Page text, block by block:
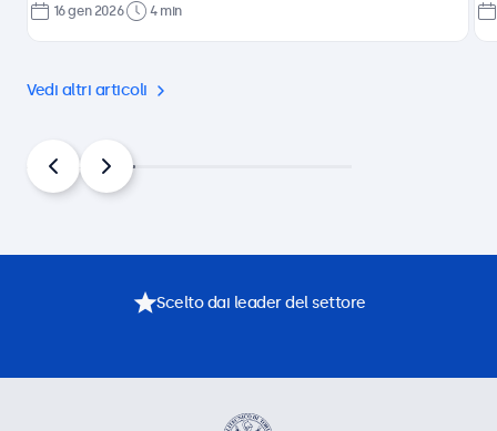
Vedi altri articoli
16 gen 2026 4 min
Scelto dai leader del settore